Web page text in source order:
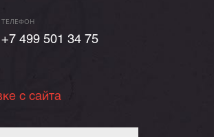
ТЕЛЕФОН
+7 499 501 34 75
с сайта